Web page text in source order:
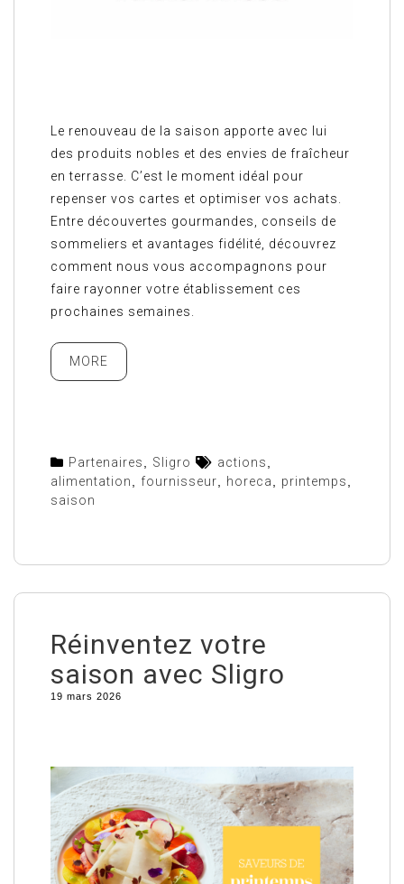
Le renouveau de la saison apporte avec lui
des produits nobles et des envies de fraîcheur
en terrasse. C’est le moment idéal pour
repenser vos cartes et optimiser vos achats.
Entre découvertes gourmandes, conseils de
sommeliers et avantages fidélité, découvrez
comment nous vous accompagnons pour
faire rayonner votre établissement ces
prochaines semaines.
MORE
Partenaires, Sligro actions,
alimentation, fournisseur, horeca, printemps,
saison
Réinventez votre
saison avec Sligro
19 mars 2026